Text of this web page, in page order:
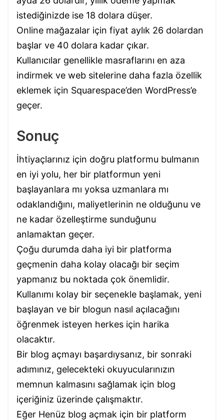
istediğinizde ise 18 dolara düşer.
Online mağazalar için fiyat aylık 26 dolardan
başlar ve 40 dolara kadar çıkar.
Kullanıcılar genellikle masraflarını en aza
indirmek ve web sitelerine daha fazla özellik
eklemek için Squarespace’den WordPress’e
geçer.
Sonuç
İhtiyaçlarınız için doğru platformu bulmanın
en iyi yolu, her bir platformun yeni
başlayanlara mı yoksa uzmanlara mı
odaklandığını, maliyetlerinin ne olduğunu ve
ne kadar özelleştirme sunduğunu
anlamaktan geçer.
Çoğu durumda daha iyi bir platforma
geçmenin daha kolay olacağı bir seçim
yapmanız bu noktada çok önemlidir.
Kullanımı kolay bir seçenekle başlamak, yeni
başlayan ve bir blogun nasıl açılacağını
öğrenmek isteyen herkes için harika
olacaktır.
Bir blog açmayı başardıysanız, bir sonraki
adımınız, gelecekteki okuyucularınızın
memnun kalmasını sağlamak için blog
içeriğiniz üzerinde çalışmaktır.
Eğer Henüz blog açmak için bir platform